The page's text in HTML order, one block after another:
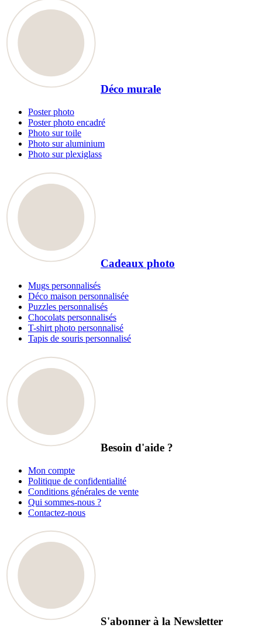
Déco murale
Poster photo
Poster photo encadré
Photo sur toile
Photo sur aluminium
Photo sur plexiglass
Cadeaux photo
Mugs personnalisés
Déco maison personnalisée
Puzzles personnalisés
Chocolats personnalisés
T-shirt photo personnalisé
Tapis de souris personnalisé
Besoin d'aide ?
Mon compte
Politique de confidentialité
Conditions générales de vente
Qui sommes-nous ?
Contactez-nous
S'abonner à la Newsletter